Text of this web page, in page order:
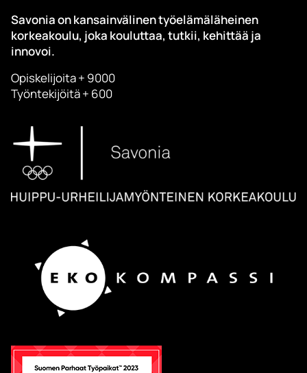
Savonia on kansainvälinen työelämäläheinen
korkeakoulu, joka kouluttaa, tutkii, kehittää ja
innovoi.
Opiskelijoita + 9000
Työntekijöitä + 600